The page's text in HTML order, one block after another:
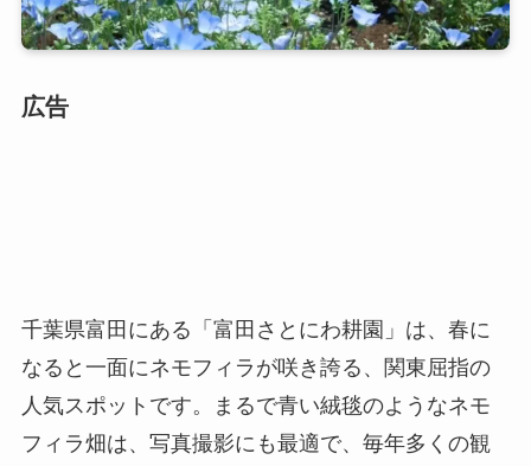
広告
千葉県富田にある「富田さとにわ耕園」は、春に
なると一面にネモフィラが咲き誇る、関東屈指の
人気スポットです。まるで青い絨毯のようなネモ
フィラ畑は、写真撮影にも最適で、毎年多くの観